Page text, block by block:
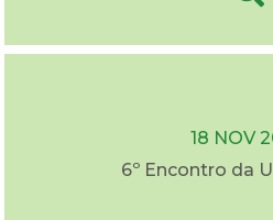
18 NOV
6º Encontro da